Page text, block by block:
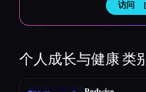
访问
个人成长与健康类